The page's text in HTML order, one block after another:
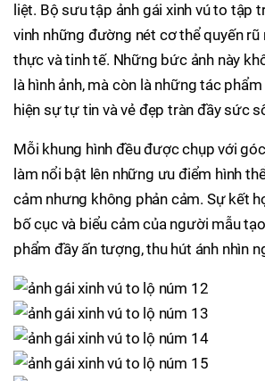
liệt. Bộ sưu tập ảnh gái xinh vú to tập
vinh những đường nét cơ thể quyến
thực và tinh tế. Những bức ảnh này
là hình ảnh, mà còn là những tác
hiện sự tự tin và vẻ đẹp tràn đầy sức
Mỗi khung hình đều được chụp với
làm nổi bật lên những ưu điểm hình
cảm nhưng không phản cảm. Sự kết
bố cục và biểu cảm của người mẫu
phẩm đầy ấn tượng, thu hút ánh nhìn